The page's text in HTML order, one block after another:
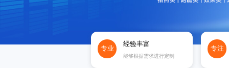
专业
经验丰富
能够根据需求进行定制
专注